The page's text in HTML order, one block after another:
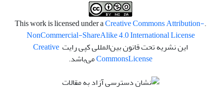
.This work is licensed under a
Creative Commons Attribution-
NonCommercial-ShareAlike 4.0 International License
این نشریه تحت قانون بین‌المللی کپی رایت Creative
CommonsLicense می‌باشد.